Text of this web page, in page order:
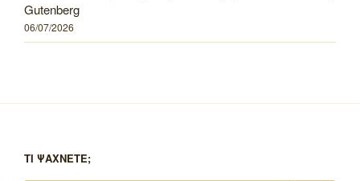
Gutenberg
06/07/2026
ΤΙ ΨΑΧΝΕΤΕ;